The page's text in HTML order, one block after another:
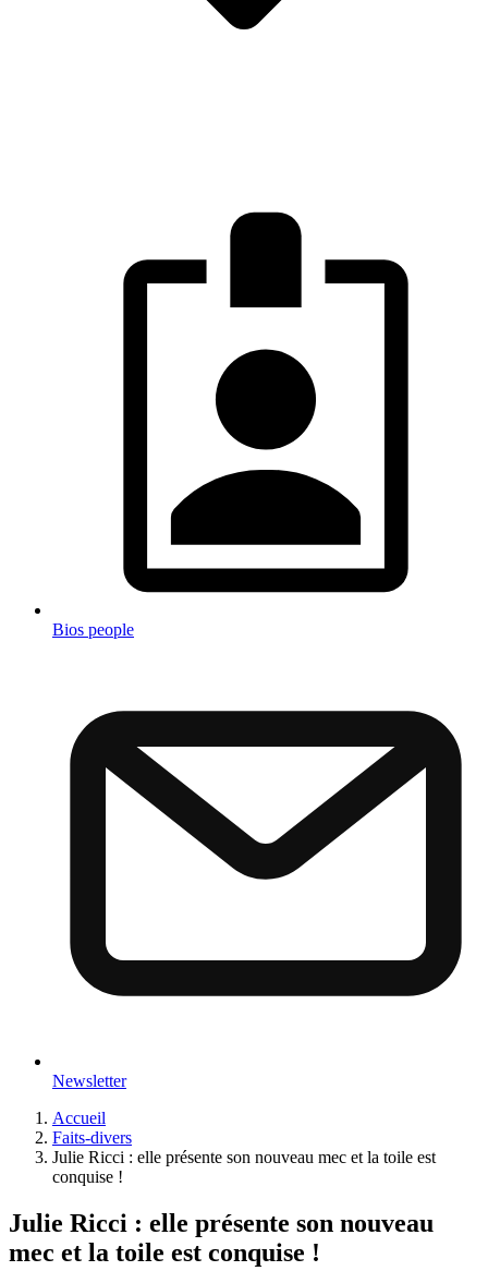
Bios people
Newsletter
Accueil
Faits-divers
Julie Ricci : elle présente son nouveau mec et la toile est
conquise !
Julie Ricci : elle présente son nouveau
mec et la toile est conquise !